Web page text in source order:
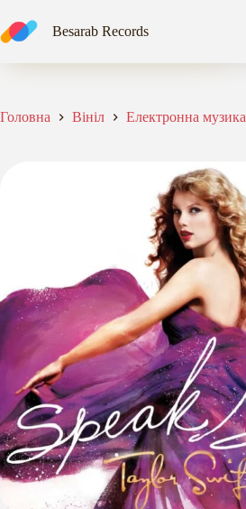
до
вмісту
Speak Now
2372,00₴
Додати в кошик
Besarab Records
Головна Вініл Електронна музика